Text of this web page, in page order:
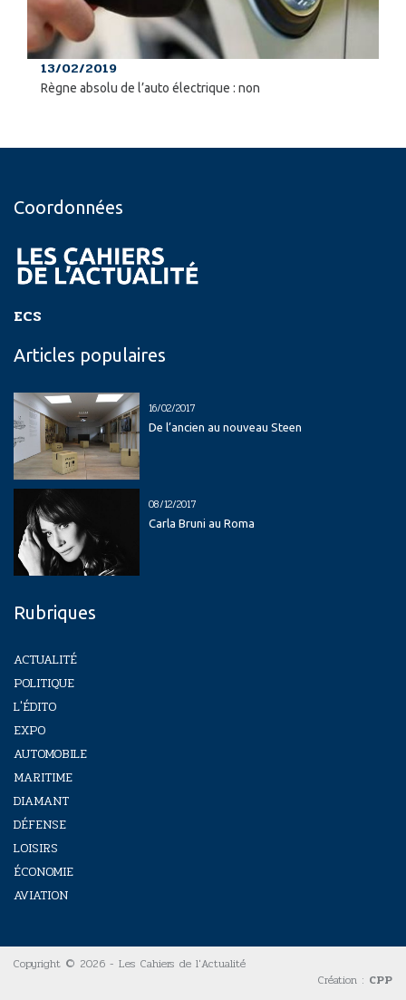
13/02/2019
Règne absolu de l’auto électrique : non
Coordonnées
ECS
Articles populaires
16/02/2017
De l’ancien au nouveau Steen
08/12/2017
Carla Bruni au Roma
Rubriques
ACTUALITÉ
POLITIQUE
L'ÉDITO
EXPO
AUTOMOBILE
MARITIME
DIAMANT
DÉFENSE
LOISIRS
ÉCONOMIE
AVIATION
Copyright © 2026 - Les Cahiers de l'Actualité
Création : CPP